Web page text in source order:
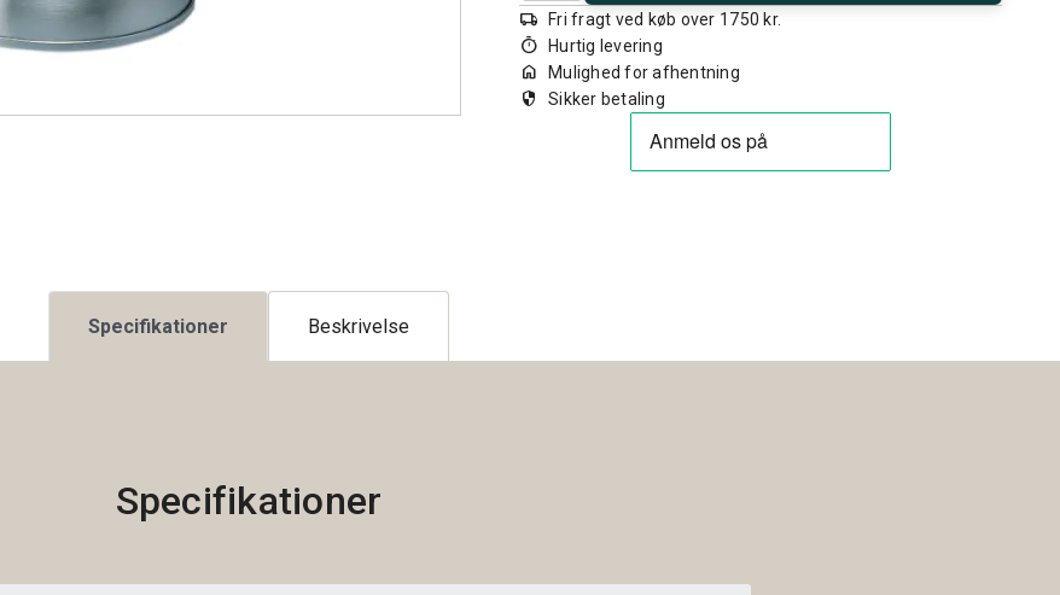
local_shipping Fri fragt ved køb over 1750 kr.
timer Hurtig levering
home Mulighed for afhentning
security Sikker betaling
Specifikationer Beskrivelse
Specifikationer